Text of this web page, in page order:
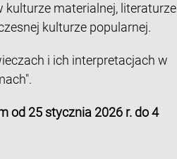
materialnej, literaturze
kulturze popularnej.
i ich interpretacjach w
od 25 stycznia 2026 r. do 4